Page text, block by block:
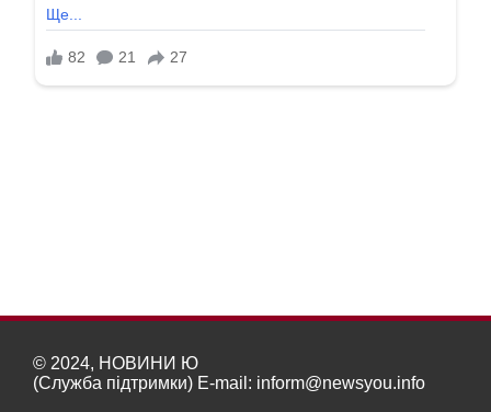
© 2024, НОВИНИ Ю
(Служба підтримки) E-mail: inform@newsyou.info